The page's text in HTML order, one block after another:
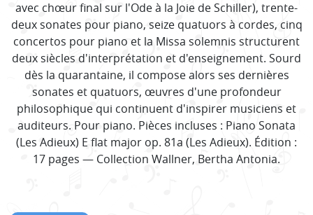
avec chœur final sur l'Ode à la Joie de Schiller), trente-
deux sonates pour piano, seize quatuors à cordes, cinq
concertos pour piano et la Missa solemnis structurent
deux siècles d'interprétation et d'enseignement. Sourd
dès la quarantaine, il compose alors ses dernières
sonates et quatuors, œuvres d'une profondeur
philosophique qui continuent d'inspirer musiciens et
auditeurs. Pour piano. Pièces incluses : Piano Sonata
(Les Adieux) E flat major op. 81a (Les Adieux). Édition :
17 pages — Collection Wallner, Bertha Antonia.